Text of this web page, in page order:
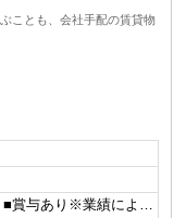
ことも、会社手配の賃貸物
与あり※業績によ…